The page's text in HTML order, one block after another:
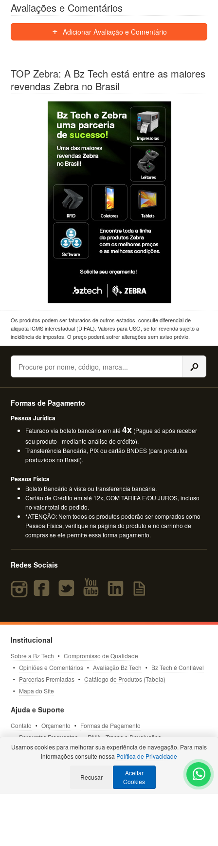
Avaliações e Comentários
Adicionar Avaliação e Comentário
TOP Zebra: A Bz Tech está entre as maiores
revendas Zebra no Brasil
Os produtos podem ser faturados de outros estados, consulte diferencial de
aliquota ICMS interestadual (DIFAL). Valores para USO, se for revenda sujeito a
incidência de impostos. O preço poderá sofrer alterações sem aviso prévio.
Buscar
Formas de Pagamento
Pessoa Jurídica
Faturado via boleto bancário em até4x (Pague só após receber
seu produto - mediante análise de crédito).
Transferência Bancária, PIX ou cartão BNDES (para produtos
produzidos no Brasil).
Pessoa Física
Boleto Bancário à vista ou transferencia bancária.
Cartão de Crédito em até 12x, COM TARIFA E/OU JUROS, incluso
no valor total do pedido.
*ATENÇÃO: Nem todos os produtos poderão ser comprados como
Pessoa Física, verifique na página do produto e no carrinho de
compras se ele permite essa forma pagamento.
Redes Sociais
Institucional
Sobre a Bz Tech
Compromisso de Qualidade
Opiniões e Comentários
Avaliação Bz Tech
Bz Tech é Confiável
Parcerias Premiadas
Catálogo de Produtos (Tabela)
Mapa do Site
Ajuda e Suporte
Contato Orçamento
Formas de Pagamento
Perguntas Frequentes
RMA - Trocas e Devoluções
Política de Privacidade
Termos de Uso Site Seguro
Selos e Certificações- Veja todas as Parcerias Premiadas
Usamos cookies para melhorar sua experiência de navegação. Para mais
informações consulte nossa Política de Privacidade
Recusar
Aceitar
Cookies